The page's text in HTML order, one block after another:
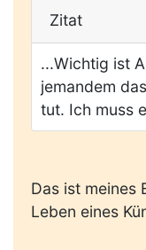
Zitat
...Wichtig ist
jemandem
tut. Ich muss
Das ist meines
Leben eines